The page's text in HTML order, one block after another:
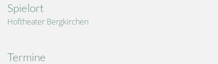
Spielort
Hoftheater Bergkirchen
Termine